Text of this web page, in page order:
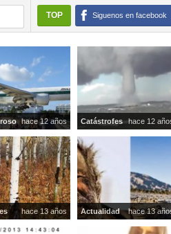
Siguenos en facebook
TOP
hace 12 años Catástrofes hace 12
hace 13 años Actualidad hace 13